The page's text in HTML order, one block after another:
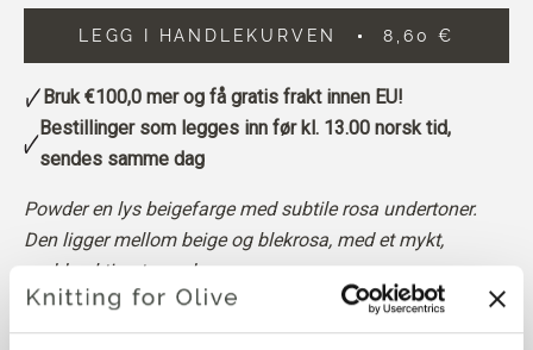
LEGG I HANDLEKURVEN 8,60 €
Bruk€100,0 mer og få gratis frakt innen EU!
Bestillinger som legges inn før kl. 13.00 norsk tid,
sendes samme dag
Powder en lys beigefarge med subtile rosa undertoner.
Den ligger mellom beige og blekrosa, med et mykt,
pudderaktig utseende.
Fargetone: Nøytral